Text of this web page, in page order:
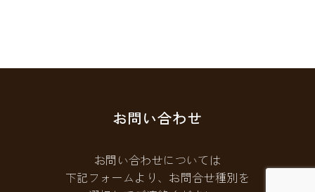
お問い合わせ
お問い合わせについては
下記フォームより、お問合せ種別を